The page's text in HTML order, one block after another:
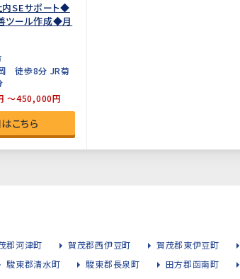
内SEサポート◆
ツール作成◆月
徒歩8分 JR菊
～450,000円
こちら
郡河津町 賀茂郡西伊豆町 賀茂郡東伊豆町
駿東郡清水町 駿東郡長泉町 田方郡函南町